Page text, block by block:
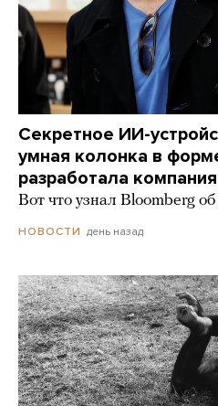
Секретное ИИ-
умная колонка в
разработала
Вот что узнал Bloomberg
НОВОСТИ день назад